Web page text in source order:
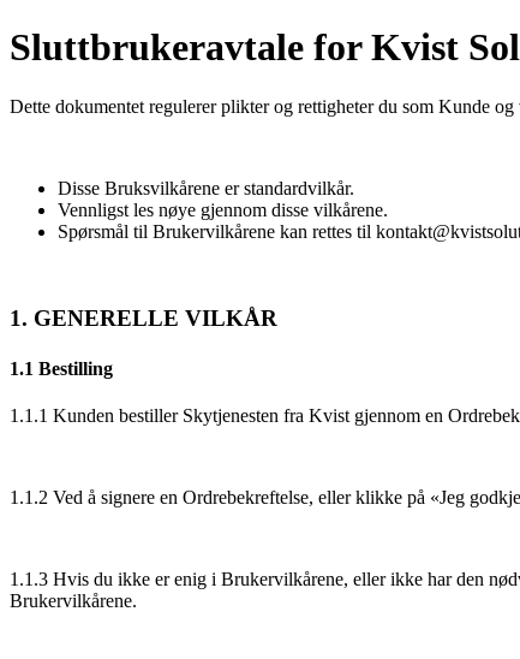
Sluttbrukeravtale for Kvist
Dette dokumentet regulerer plikter og rettigheter du som Kunde
Disse Bruksvilkårene er standardvilkår.
Vennligst les nøye gjennom disse vilkårene.
Spørsmål til Brukervilkårene kan rettes til
1. GENERELLE VILKÅR
1.1 Bestilling
1.1.1 Kunden bestiller Skytjenesten fra Kvist gjennom en
1.1.2 Ved å signere en Ordrebekreftelse, eller klikke på «Jeg
1.1.3 Hvis du ikke er enig i Brukervilkårene, eller ikke har den
Brukervilkårene.